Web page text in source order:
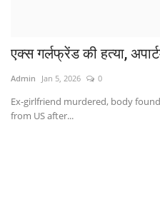
एक्स गर्लफ्रेंड की हत्या,
Admin Jan 5, 2026 0
Ex-girlfriend murdered, body
from US after...